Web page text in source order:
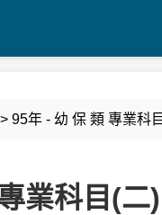
> 95年 - 幼 保 類 專業科
業科目(